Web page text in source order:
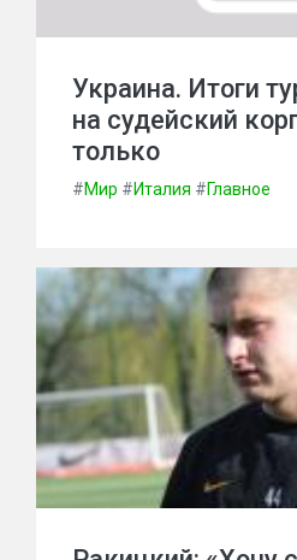
Украина. Итоги
на судейский
только
#Мир #Италия #Главное